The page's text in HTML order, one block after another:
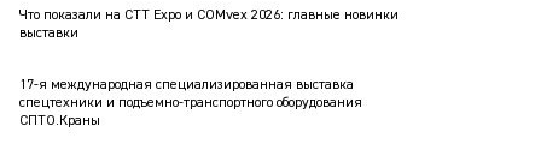
Что показали на CTT Expo и COMvex 2026: главные новинки
выставки
17-я международная специализированная выставка
спецтехники и подъемно-транспортного оборудования
СПТО.Краны